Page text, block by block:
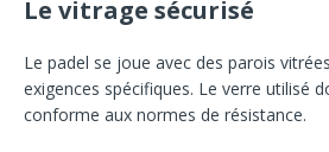
Le vitrage sécurisé
Le padel se joue avec des parois
exigences spécifiques. Le verre utilisé
conforme aux normes de résistance.